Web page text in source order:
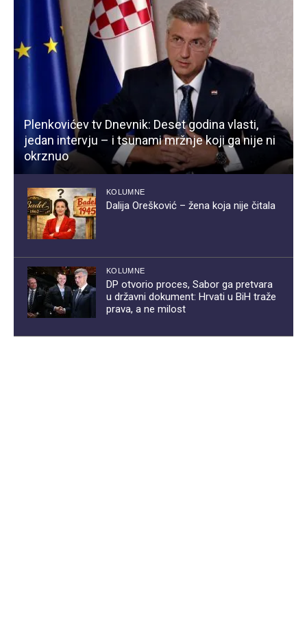
Plenkovićev tv Dnevnik: Deset godina vlasti,
jedan intervju – i tsunami mržnje koji ga nije ni
okrznuo
KOLUMNE
Dalija Orešković – žena koja nije čitala
KOLUMNE
DP otvorio proces, Sabor ga pretvara
u državni dokument: Hrvati u BiH traže
prava, a ne milost